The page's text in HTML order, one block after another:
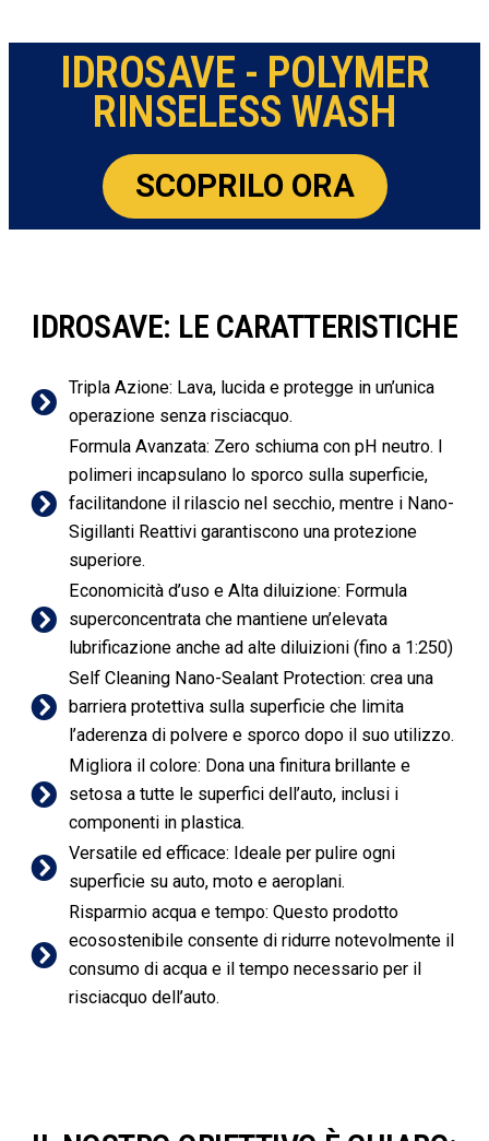
IDROSAVE - POLYMER
RINSELESS WASH
SCOPRILO ORA
IDROSAVE: LE CARATTERISTICHE
Tripla Azione: Lava, lucida e protegge in un’unica
operazione senza risciacquo.
Formula Avanzata: Zero schiuma con pH neutro. I
polimeri incapsulano lo sporco sulla superficie,
facilitandone il rilascio nel secchio, mentre i Nano-
Sigillanti Reattivi garantiscono una protezione
superiore.
Economicità d’uso e Alta diluizione: Formula
superconcentrata che mantiene un’elevata
lubrificazione anche ad alte diluizioni (fino a 1:250)
Self Cleaning Nano-Sealant Protection: crea una
barriera protettiva sulla superficie che limita
l’aderenza di polvere e sporco dopo il suo utilizzo.
Migliora il colore: Dona una finitura brillante e
setosa a tutte le superfici dell’auto, inclusi i
componenti in plastica.
Versatile ed efficace: Ideale per pulire ogni
superficie su auto, moto e aeroplani.
Risparmio acqua e tempo: Questo prodotto
ecosostenibile consente di ridurre notevolmente il
consumo di acqua e il tempo necessario per il
risciacquo dell’auto.